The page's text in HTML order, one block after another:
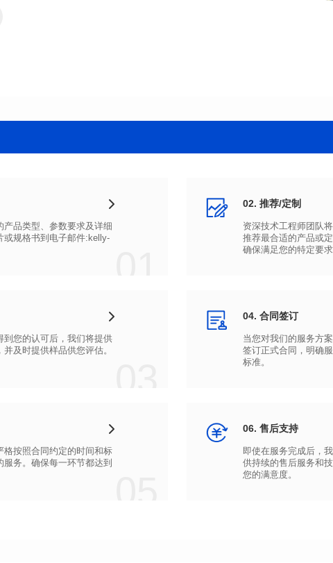
02. 推荐/定制
确保满足您的特定要
及时提供样品供您评估。
04. 合同签订
标准。
06. 售后支持
您的满意度。